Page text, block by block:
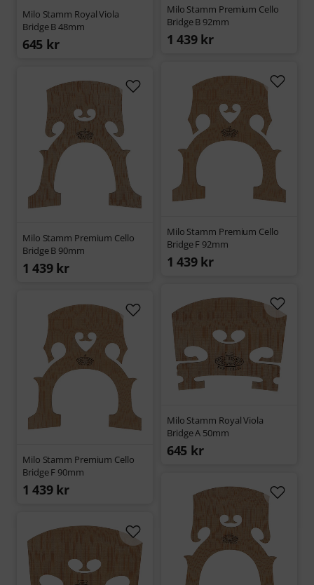
Milo Stamm Royal Viola
Bridge B 48mm
645 kr
Milo Stamm Premium Cello
Bridge B 92mm
1 439 kr
Milo Stamm Premium Cello
Bridge B 90mm
1 439 kr
Milo Stamm Premium Cello
Bridge F 92mm
1 439 kr
Milo Stamm Premium Cello
Bridge F 90mm
1 439 kr
Milo Stamm Royal Viola
Bridge A 50mm
645 kr